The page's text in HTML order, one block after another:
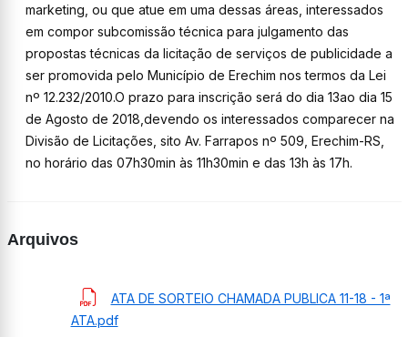
marketing, ou que atue em uma dessas áreas, interessados
em compor subcomissão técnica para julgamento das
propostas técnicas da licitação de serviços de publicidade a
ser promovida pelo Município de Erechim nos termos da Lei
nº 12.232/2010.O prazo para inscrição será do dia 13ao dia 15
de Agosto de 2018,devendo os interessados comparecer na
Divisão de Licitações, sito Av. Farrapos nº 509, Erechim-RS,
no horário das 07h30min às 11h30min e das 13h às 17h.
Arquivos
ATA DE SORTEIO CHAMADA PUBLICA 11-18 - 1ª
ATA.pdf